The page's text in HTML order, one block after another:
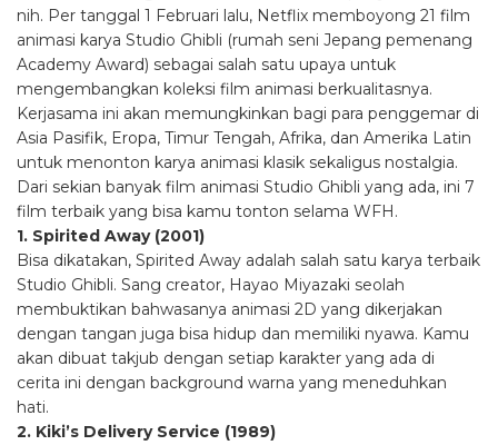
nih. Per tanggal 1 Februari lalu, Netflix memboyong 21 film
animasi karya Studio Ghibli (rumah seni Jepang pemenang
Academy Award) sebagai salah satu upaya untuk
mengembangkan koleksi film animasi berkualitasnya.
Kerjasama ini akan memungkinkan bagi para penggemar di
Asia Pasifik, Eropa, Timur Tengah, Afrika, dan Amerika Latin
untuk menonton karya animasi klasik sekaligus nostalgia.
Dari sekian banyak film animasi Studio Ghibli yang ada, ini 7
film terbaik yang bisa kamu tonton selama WFH.
1. Spirited Away (2001)
Bisa dikatakan, Spirited Away adalah salah satu karya terbaik
Studio Ghibli. Sang creator, Hayao Miyazaki seolah
membuktikan bahwasanya animasi 2D yang dikerjakan
dengan tangan juga bisa hidup dan memiliki nyawa. Kamu
akan dibuat takjub dengan setiap karakter yang ada di
cerita ini dengan background warna yang meneduhkan
hati.
2. Kiki’s Delivery Service (1989)